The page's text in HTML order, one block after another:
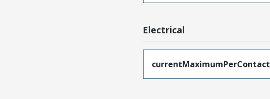
Electrical
currentMaximumPerContact